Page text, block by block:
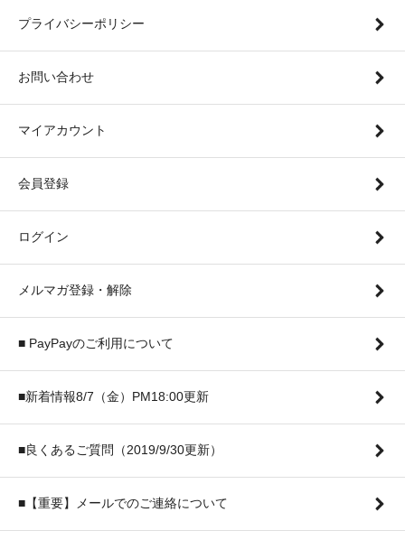
プライバシーポリシー
お問い合わせ
マイアカウント
会員登録
ログイン
メルマガ登録・解除
■ PayPayのご利用について
■新着情報8/7（金）PM18:00更新
■良くあるご質問（2019/9/30更新）
■【重要】メールでのご連絡について